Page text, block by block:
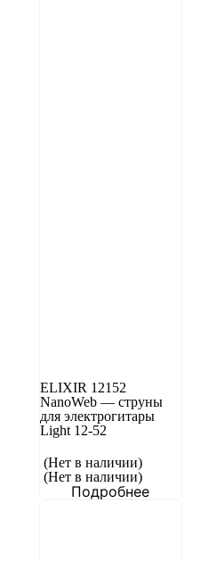
ELIXIR 12152
NanoWeb — струны
для электрогитары
Light 12-52
(Нет в наличии)
(Нет в наличии)
Подробнее